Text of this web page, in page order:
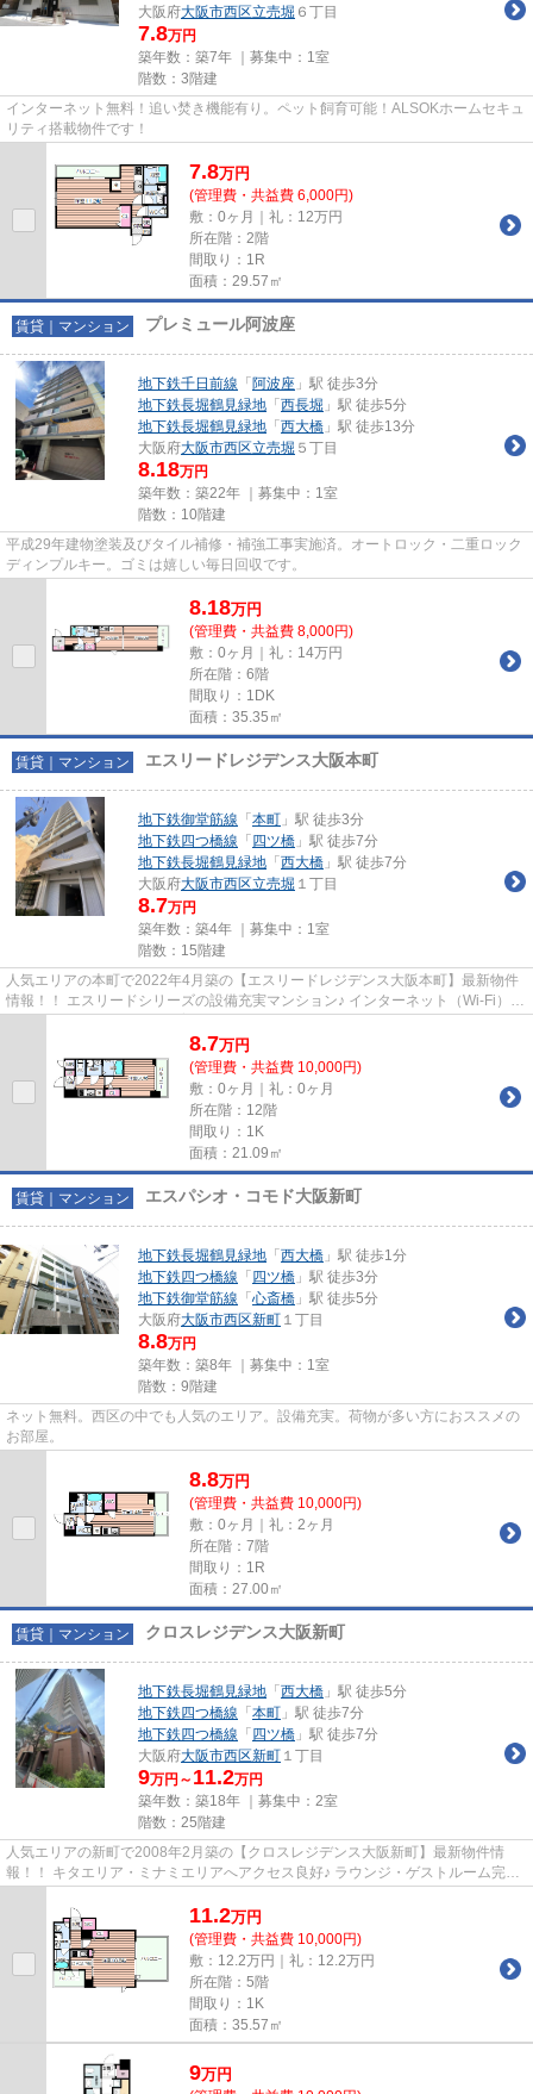
大阪府大阪市西区立売堀 ６丁目
7.8万円
築年数：築7年 ｜募集中： 1室
階数：3階建
インターネット無料！追い焚き機能有り。ペット飼育可能！ALSOKホームセキュ
リティ搭載物件です！
7.8万円
(管理費・共益費 6,000円)
敷：0ヶ月｜礼：12万円
所在階：2階
間取り：1R
面積：29.57㎡
賃貸｜マンション プレミュール阿波座
地下鉄千日前線 「 阿波座 」駅 徒歩3分
地下鉄長堀鶴見緑地 「 西長堀 」駅 徒歩5分
地下鉄長堀鶴見緑地 「 西大橋 」駅 徒歩13分
大阪府大阪市西区立売堀 ５丁目
8.18万円
築年数：築22年 ｜募集中： 1室
階数：10階建
平成29年建物塗装及びタイル補修・補強工事実施済。オートロック・二重ロック
ディンプルキー。ゴミは嬉しい毎日回収です。
8.18万円
(管理費・共益費 8,000円)
敷：0ヶ月｜礼：14万円
所在階：6階
間取り：1DK
面積：35.35㎡
賃貸｜マンション エスリードレジデンス大阪本町
地下鉄御堂筋線 「 本町 」駅 徒歩3分
地下鉄四つ橋線 「 四ツ橋 」駅 徒歩7分
地下鉄長堀鶴見緑地 「 西大橋 」駅 徒歩7分
大阪府大阪市西区立売堀 １丁目
8.7万円
築年数：築4年 ｜募集中： 1室
階数：15階建
人気エリアの本町で2022年4月築の【エスリードレジデンス大阪本町】最新物件
情報！！ エスリードシリーズの設備充実マンション♪ インターネット（Wi-Fi）無
8.7万円
(管理費・共益費 10,000円)
敷：0ヶ月｜礼：0ヶ月
所在階：12階
間取り：1K
面積：21.09㎡
賃貸｜マンション エスパシオ・コモド大阪新町
地下鉄長堀鶴見緑地 「 西大橋 」駅 徒歩1分
地下鉄四つ橋線 「 四ツ橋 」駅 徒歩3分
地下鉄御堂筋線 「 心斎橋 」駅 徒歩5分
大阪府大阪市西区新町 １丁目
8.8万円
築年数：築8年 ｜募集中： 1室
階数：9階建
ネット無料。西区の中でも人気のエリア。設備充実。荷物が多い方におススメの
お部屋。
8.8万円
(管理費・共益費 10,000円)
敷：0ヶ月｜礼：2ヶ月
所在階：7階
間取り：1R
面積：27.00㎡
賃貸｜マンション クロスレジデンス大阪新町
地下鉄長堀鶴見緑地 「 西大橋 」駅 徒歩5分
地下鉄四つ橋線 「 本町 」駅 徒歩7分
地下鉄四つ橋線 「 四ツ橋 」駅 徒歩7分
大阪府大阪市西区新町 １丁目
9万円～ 11.2万円
築年数：築18年 ｜募集中： 2室
階数：25階建
人気エリアの新町で2008年2月築の【クロスレジデンス大阪新町】最新物件情
報！！ キタエリア・ミナミエリアへアクセス良好♪ ラウンジ・ゲストルーム完備♪
11.2万円
(管理費・共益費 10,000円)
敷：12.2万円｜礼：12.2万円
所在階：5階
間取り：1K
面積：35.57㎡
9万円